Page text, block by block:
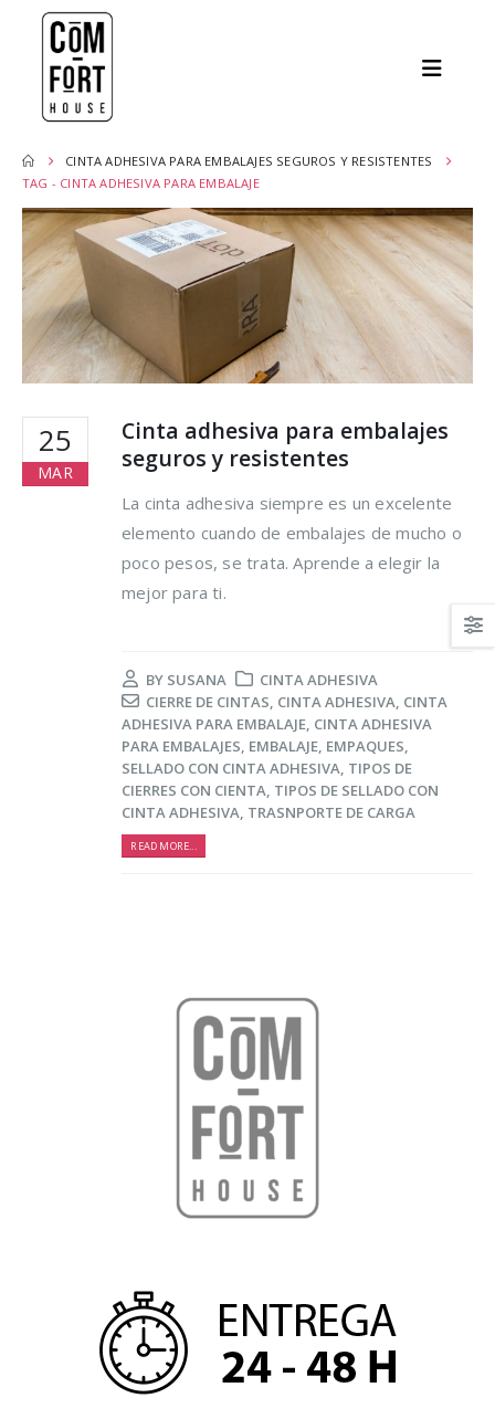
CINTA ADHESIVA PARA EMBALAJES SEGUROS Y RESISTENTES
TAG - CINTA ADHESIVA PARA EMBALAJE
25
MAR
Cinta adhesiva para embalajes
seguros y resistentes
La cinta adhesiva siempre es un excelente
elemento cuando de embalajes de mucho o
poco pesos, se trata. Aprende a elegir la
mejor para ti.
BY SUSANA
CINTA ADHESIVA
CIERRE DE CINTAS, CINTA ADHESIVA, CINTA
ADHESIVA PARA EMBALAJE, CINTA ADHESIVA
PARA EMBALAJES, EMBALAJE, EMPAQUES,
SELLADO CON CINTA ADHESIVA, TIPOS DE
CIERRES CON CIENTA, TIPOS DE SELLADO CON
CINTA ADHESIVA, TRASNPORTE DE CARGA
READ MORE...
Trucos para alargar la
vida de tus prendas
delicadas
5 razones de peso por
las que merece la
pena reciclar
Cómo reducir los
desperdicios
alimentarios y
al mismo tiempo
16 agosto, 2021
16 agosto, 2021